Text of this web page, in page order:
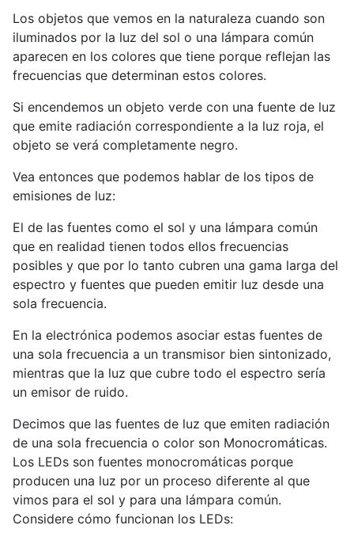
Los objetos que vemos en la naturaleza cuando son
iluminados por la luz del sol o una lámpara común
aparecen en los colores que tiene porque reflejan las
frecuencias que determinan estos colores.
Si encendemos un objeto verde con una fuente de luz
que emite radiación correspondiente a la luz roja, el
objeto se verá completamente negro.
Vea entonces que podemos hablar de los tipos de
emisiones de luz:
El de las fuentes como el sol y una lámpara común
que en realidad tienen todos ellos frecuencias
posibles y que por lo tanto cubren una gama larga del
espectro y fuentes que pueden emitir luz desde una
sola frecuencia.
En la electrónica podemos asociar estas fuentes de
una sola frecuencia a un transmisor bien sintonizado,
mientras que la luz que cubre todo el espectro sería
un emisor de ruido.
Decimos que las fuentes de luz que emiten radiación
de una sola frecuencia o color son Monocromáticas.
Los LEDs son fuentes monocromáticas porque
producen una luz por un proceso diferente al que
vimos para el sol y para una lámpara común.
Considere cómo funcionan los LEDs: